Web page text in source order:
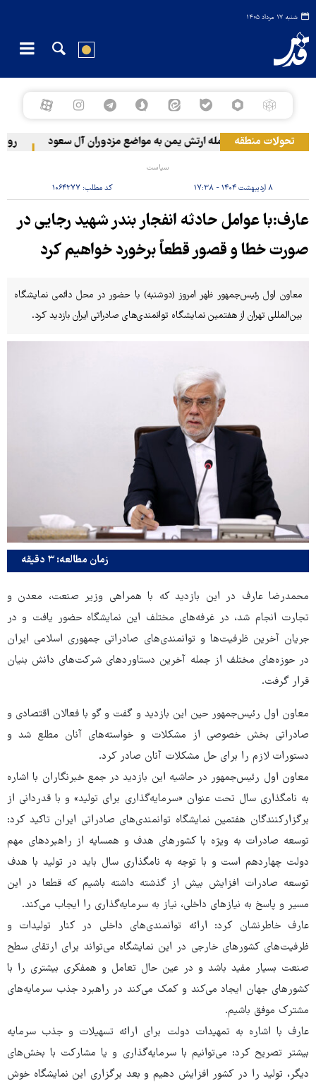
شنبه ۱۷ مرداد ۱۴۰۵
تحولات منطقهحمله ارتش یمن به مواضع مزدوران آل سعود رویترز: عربستان ۸۶ درصد از
سیاست
۸ اردیبهشت ۱۴۰۴ - ۱۷:۳۸ کد مطلب: ۱۰۶۴۲۷۷
عارف:با عوامل حادثه انفجار بندر شهید رجایی در
صورت خطا و قصور قطعاً برخورد خواهیم کرد
معاون اول رئیس‌جمهور ظهر امروز (دوشنبه) با حضور در محل دائمی نمایشگاه
بین‌المللی تهران از هفتمین نمایشگاه توانمندی‌های صادراتی ایران بازدید کرد.
زمان مطالعه: ۳ دقیقه
محمدرضا عارف در این بازدید که با همراهی وزیر صنعت، معدن و
تجارت انجام شد، در غرفه‌های مختلف این نمایشگاه حضور یافت و در
جریان آخرین ظرفیت‌ها و توانمندی‌های صادراتی جمهوری اسلامی ایران
در حوزه‌های مختلف از جمله آخرین دستاوردهای شرکت‌های دانش بنیان
قرار گرفت.
معاون اول رئیس‌جمهور حین این بازدید و گفت و گو با فعالان اقتصادی و
صادراتی بخش خصوصی از مشکلات و خواسته‌های آنان مطلع شد و
دستورات لازم را برای حل مشکلات آنان صادر کرد.
معاون اول رئیس‌جمهور در حاشیه این بازدید در جمع خبرنگاران با اشاره
به نامگذاری سال تحت عنوان «سرمایه‌گذاری برای تولید» و با قدردانی از
برگزارکنندگان هفتمین نمایشگاه توانمندی‌های صادراتی ایران تاکید کرد:
توسعه صادرات به ویژه با کشورهای هدف و همسایه از راهبردهای مهم
دولت چهاردهم است و با توجه به نامگذاری سال باید در تولید با هدف
توسعه صادرات افزایش بیش از گذشته داشته باشیم که قطعا در این
مسیر و پاسخ به نیازهای داخلی، نیاز به سرمایه‌گذاری را ایجاب می‌کند.
عارف خاطرنشان کرد: ارائه توانمندی‌های داخلی در کنار تولیدات و
ظرفیت‌های کشورهای خارجی در این نمایشگاه می‌تواند برای ارتقای سطح
صنعت بسیار مفید باشد و در عین حال تعامل و همفکری بیشتری را با
کشورهای جهان ایجاد می‌کند و کمک می‌کند در راهبرد جذب سرمایه‌های
مشترک موفق باشیم.
عارف با اشاره به تمهیدات دولت برای ارائه تسهیلات و جذب سرمایه
بیشتر تصریح کرد: می‌توانیم با سرمایه‌گذاری و یا مشارکت با بخش‌های
دیگر، تولید را در کشور افزایش دهیم و بعد برگزاری این نمایشگاه خوش